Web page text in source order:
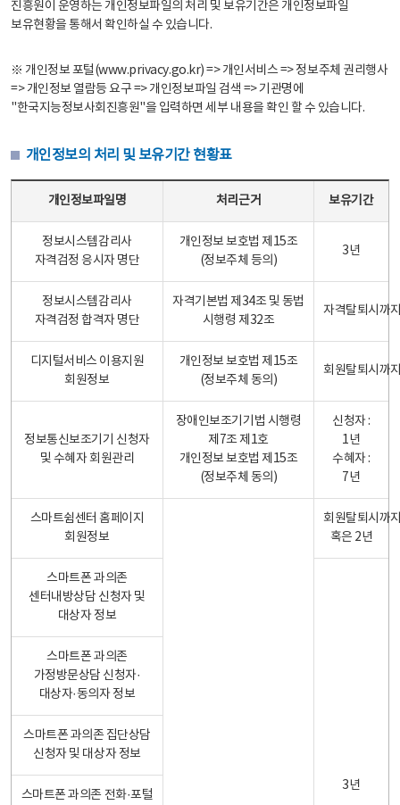
진흥원이 운영하는 개인정보파일의 처리 및 보유기간은 개인정보파일
보유현황을 통해서 확인하실 수 있습니다.
※ 개인정보 포털(www.privacy.go.kr) => 개인서비스 => 정보주체 권리행사
=> 개인정보 열람등 요구 => 개인정보파일 검색 => 기관명에
"한국지능정보사회진흥원"을 입력하면 세부 내용을 확인 할 수 있습니다.
개인정보의 처리 및 보유기간 현황표
개인정보파일명 처리근거 보유기간
정보시스템감리사
자격검정 응시자 명단
개인정보 보호법 제15조
(정보주체 등의)
3년
정보시스템감리사
자격검정 합격자 명단
자격기본법 제34조 및 동법
시행령 제32조
자격탈퇴시까
디지털서비스 이용지원
회원정보
개인정보 보호법 제15조
(정보주체 동의)
회원탈퇴시까
정보통신보조기기 신청자
및 수혜자 회원관리
장애인보조기기법 시행령
제7조 제1호
개인정보 보호법 제15조
(정보주체 동의)
신청자 :
1년
수혜자 :
7년
스마트쉼센터 홈페이지
회원정보
회원탈퇴시까
혹은 2년
스마트폰 과의존
센터내방상담 신청자 및
대상자 정보
3년
스마트폰 과의존
가정방문상담 신청자·
대상자·동의자 정보
스마트폰 과의존 집단상담
신청자 및 대상자 정보
스마트폰 과의존 전화·포털